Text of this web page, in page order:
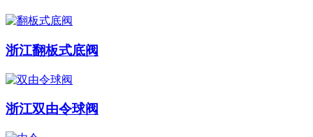
浙江翻板式底阀
浙江双由令球阀